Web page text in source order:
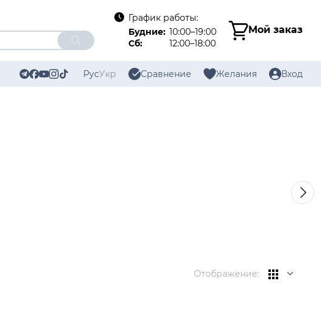
График работы:
Будние: 10:00–19:00
Сб:
12:00–18:00
Мой заказ
РусУкр Сравнение Желания Вход
Отображение: